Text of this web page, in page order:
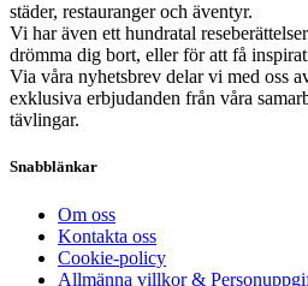
städer, restauranger och äventyr.
Vi har även ett hundratal
drömma dig bort, eller för att få
Via våra nyhetsbrev delar vi med oss
exklusiva erbjudanden från våra
tävlingar.
Snabblänkar
Om oss
Kontakta oss
Cookie-policy
Allmänna villkor &